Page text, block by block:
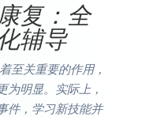
复：全
辅导
至关重要的作用，
为明显。实际上，
件，学习新技能并